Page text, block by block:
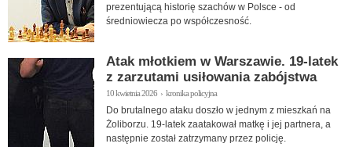
prezentującą historię szachów w Polsce - od
średniowiecza po współczesność.
Atak młotkiem w Warszawie. 19-latek
z zarzutami usiłowania zabójstwa
10 kwietnia 2026 › kronika policyjna
Do brutalnego ataku doszło w jednym z mieszkań na
Żoliborzu. 19-latek zaatakował matkę i jej partnera, a
następnie został zatrzymany przez policję.